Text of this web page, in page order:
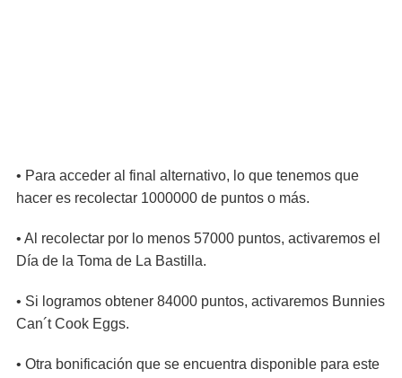
• Para acceder al final alternativo, lo que tenemos que
hacer es recolectar 1000000 de puntos o más.
• Al recolectar por lo menos 57000 puntos, activaremos el
Día de la Toma de La Bastilla.
• Si logramos obtener 84000 puntos, activaremos Bunnies
Can´t Cook Eggs.
• Otra bonificación que se encuentra disponible para este